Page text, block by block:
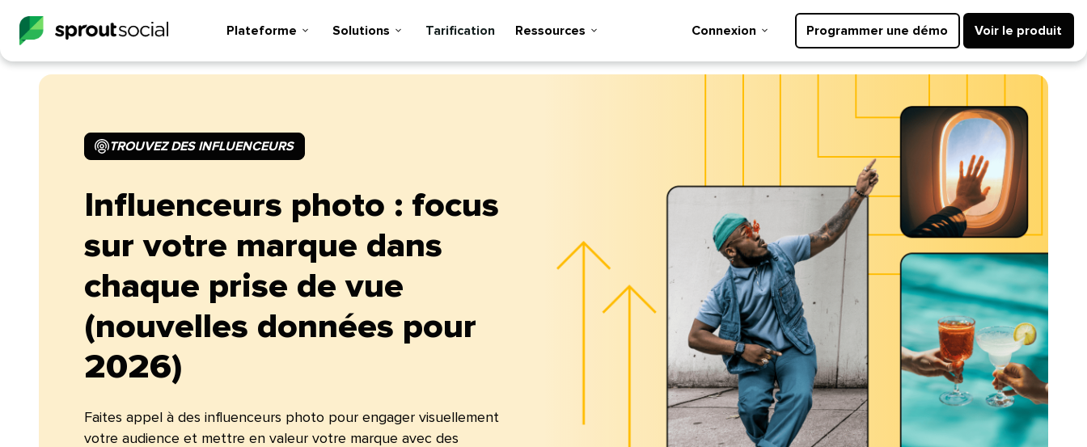
Plateforme​​ Solutions​​ Tarification​​ Ressources​​ Connexion​​ Programmer une démo​​ Voir le produit​​
TROUVEZ DES INFLUENCEURS​​
Influenceurs photo : focus
sur votre marque dans
chaque prise de vue
(nouvelles données pour
2026)​​
Faites appel à des influenceurs photo pour engager visuellement
votre audience et mettre en valeur votre marque avec des